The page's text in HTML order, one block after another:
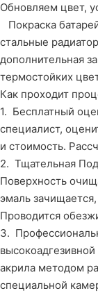
Обновляем цвет,
Покраска
стальные
дополнительная
термостойких
Как проходит
1. Бесплатный
специалист,
и стоимость.
2. Тщательная
Поверхность
эмаль
Проводится
3.
акрила методом
специальной